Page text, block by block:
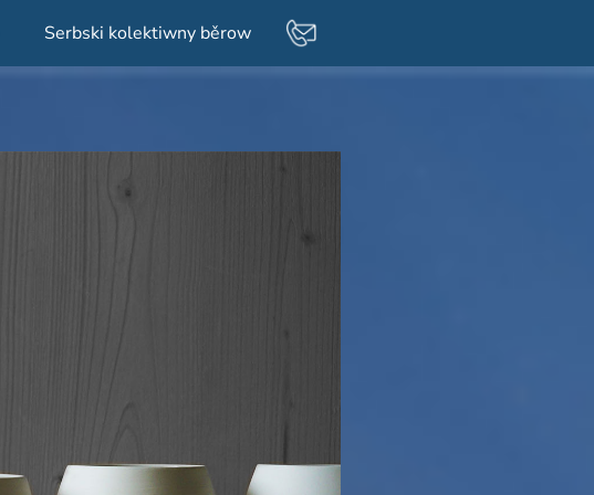
Serbski kolektiwny běrow